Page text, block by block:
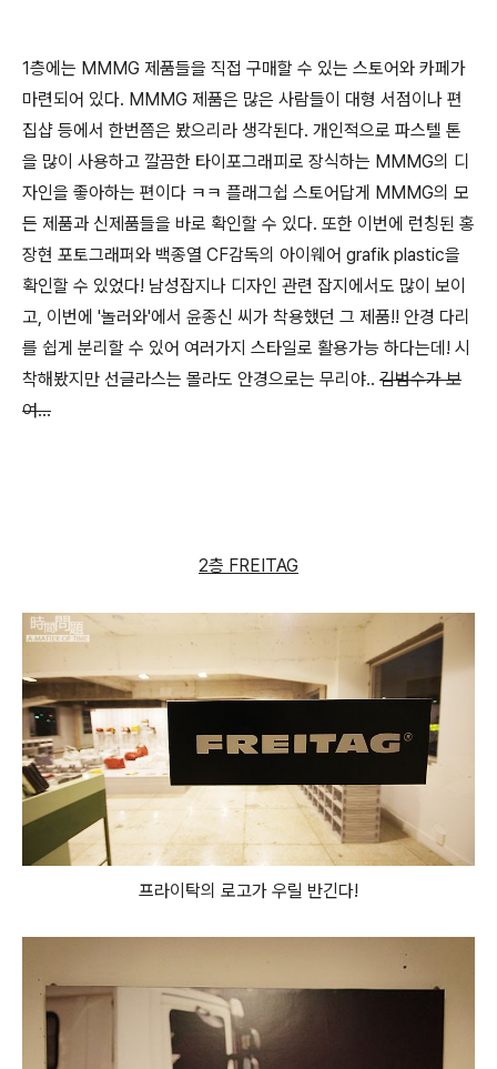
1층에는 MMMG 제품들을 직접 구매할 수 있는 스토어와 카페가
마련되어 있다. MMMG 제품은 많은 사람들이 대형 서점이나 편
집샵 등에서 한번쯤은 봤으리라 생각된다. 개인적으로 파스텔 톤
을 많이 사용하고 깔끔한 타이포그래피로 장식하는 MMMG의 디
자인을 좋아하는 편이다 ㅋㅋ 플래그쉽 스토어답게 MMMG의 모
든 제품과 신제품들을 바로 확인할 수 있다. 또한 이번에 런칭된 홍
장현 포토그래퍼와 백종열 CF감독의 아이웨어 grafik plastic을
확인할 수 있었다! 남성잡지나 디자인 관련 잡지에서도 많이 보이
고, 이번에 '놀러와'에서 윤종신 씨가 착용했던 그 제품!! 안경 다리
를 쉽게 분리할 수 있어 여러가지 스타일로 활용가능 하다는데! 시
착해봤지만 선글라스는 몰라도 안경으로는 무리야.. 김범수가 보
여...
2층 FREITAG
프라이탁의 로고가 우릴 반긴다!